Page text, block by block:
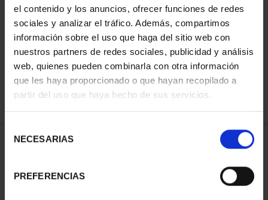
el contenido y los anuncios, ofrecer funciones de redes
sociales y analizar el tráfico. Además, compartimos
información sobre el uso que haga del sitio web con
nuestros partners de redes sociales, publicidad y análisis
web, quienes pueden combinarla con otra información
que les haya proporcionado o que hayan recopilado a
partir del uso que haya hecho de sus servicios.
NECESARIAS
PREFERENCIAS
ORDENAR POR:
REFINAR
1 Productos encontrados